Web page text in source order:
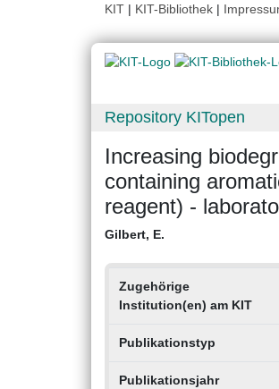
KIT | KIT-Bibliothek |
Repository KITopen
Increasing
containing
reagent) -
Gilbert, E.
Zugehörige
Institution(en) am KIT
Publikationstyp
Publikationsjahr